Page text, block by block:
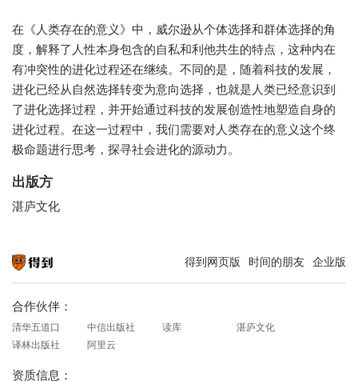
在《人类存在的意义》中，威尔逊从个体选择和群体选择的角
度，解释了人性本身包含的自私和利他共生的特点，这种内在
有冲突性的进化过程还在继续。不同的是，随着科技的发展，
进化已经从自然选择转变为意向选择，也就是人类已经意识到
了进化选择过程，并开始通过科技的发展创造性地塑造自身的
进化过程。在这一过程中，我们需要对人类存在的意义这个终
极命题进行思考，探寻社会进化的源动力。
出版方
湛庐文化
得到网页版 时间的朋友 企业版
合作伙伴：
清华五道口 中信出版社 读库
湛庐文化
译林出版社
阿里云
资质信息：